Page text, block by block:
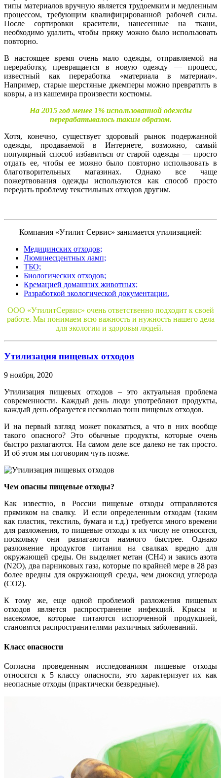
типы материалов вручную является трудоемким и медленным
процессом, требующим квалифицированной рабочей силы.
После сортировки красители, нанесенные на ткани,
необходимо удалить, чтобы пряжу можно было использовать
повторно.
В настоящее время очень мало одежды, отправляемой на
переработку, превращается в новую одежду — процесс,
известный как переработка «материала в материал».
Например, старые шерстяные джемперы можно превратить в
ковры, а из кашемира произвести костюмы.
На 2015 год менее 1% использованной одежды
перерабатывалось таким образом.
Хотя, конечно, существует здоровый рынок подержанной
одежды, продаваемой в Интернете, возможно, самый
популярный способ избавиться от старой одежды — просто
отдать ее, чтобы ее можно было повторно использовать в
благотворительных магазинах. Однако все чаще
пожертвования одежды используются как способ просто
передать проблему текстильных отходов другим.
Компания «Утилит Сервис» занимается утилизацией:
Медицинских отходов;
Люминесцентных ламп;
ТБО;
Биологических отходов;
Кремацией домашних животных;
Разработкой экологической документации.
ООО «УтилитСервис» очень ответственно подходит к своей
работе. Мы понимаем всю важность и нужность нашего дела
для экологии и здоровья людей.
Утилизация пищевых отходов
9 ноября, 2020
Утилизация пищевых отходов – это актуальная проблема
современности. Каждый день люди употребляют продукты,
каждый день образуется несколько тонн пищевых отходов.
И на первый взгляд может показаться, а что в них вообще
такого опасного? Это обычные продукты, которые очень
быстро разлагаются. На самом деле все далеко не так просто.
И об этом мы поговорим чуть позже.
Чем опасны пищевые отходы?
Как известно, в России пищевые отходы отправляются
прямиком на свалку. И если определенным отходам (таким
как пластик, текстиль, бумага и т.д.) требуется много времени
для разложения, то пищевые отходы к их числу не относятся,
поскольку они разлагаются намного быстрее. Однако
разложение продуктов питания на свалках вредно для
окружающей среды. Он выделяет метан (CH4) и закись азота
(N2O), два парниковых газа, которые по крайней мере в 28 раз
более вредны для окружающей среды, чем диоксид углерода
(CO2).
К тому же, еще одной проблемой разложения пищевых
отходов является распространение инфекций. Крысы и
насекомое, которые питаются испорченной продукцией,
становятся распространителями различных заболеваний.
Класс опасности
Согласна проведенным исследованиям пищевые отходы
относятся к 5 классу опасности, это характеризует их как
неопасные отходы (практически безвредные).